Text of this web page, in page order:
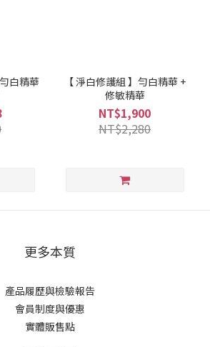
白精華
【 淨白修護組 】勻白精華 +
修敏精華
NT$1,900
NT$2,280
更多本質
產品履歷與檢驗報告
會員制度與優惠
實體販售點